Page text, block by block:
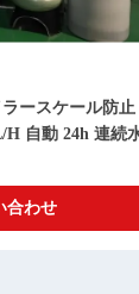
ースケール防止
H 自動 24h 連続
合わせ